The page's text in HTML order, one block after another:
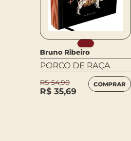
Bruno Ribeiro
PORCO DE RAÇA
R$54,90
R$ 35,69
COMPRAR